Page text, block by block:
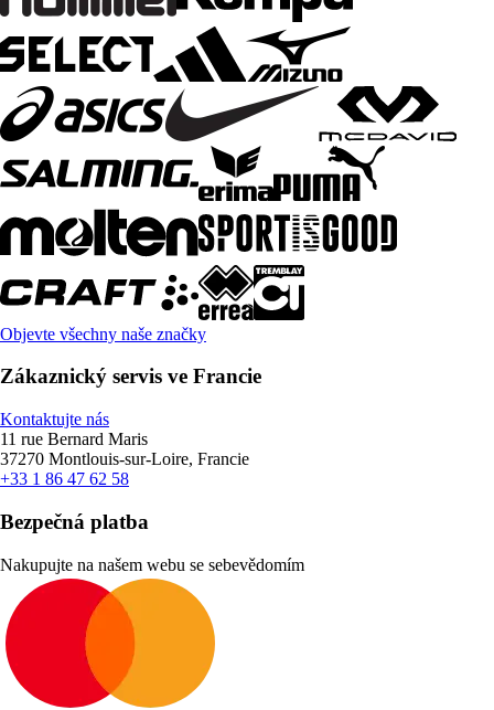
Objevte všechny naše značky
Zákaznický servis ve Francie
Kontaktujte nás
11 rue Bernard Maris
37270 Montlouis-sur-Loire, Francie
+33 1 86 47 62 58
Bezpečná platba
Nakupujte na našem webu se sebevědomím